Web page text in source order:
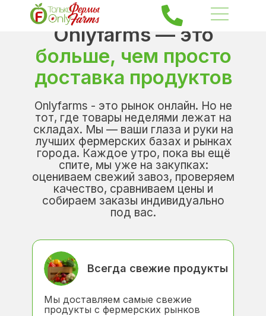
Onlyfarms — это
больше, чем просто
доставка продуктов
Onlyfarms - это рынок онлайн. Но не
тот, где товары неделями лежат на
складах. Мы — ваши глаза и руки на
лучших фермерских базах и рынках
города. Каждое утро, пока вы ещё
спите, мы уже на закупках:
оцениваем свежий завоз, проверяем
качество, сравниваем цены и
собираем заказы индивидуально
под вас.
Всегда свежие продукты
Мы доставляем самые свежие
продукты с фермерских рынков